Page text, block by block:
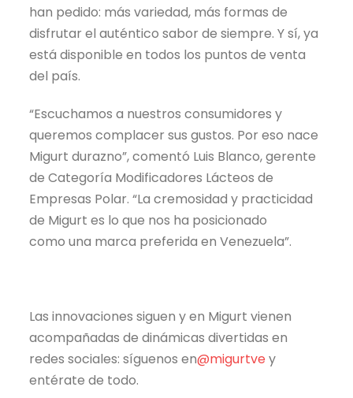
han pedido: más variedad, más formas de
disfrutar el auténtico sabor de siempre. Y sí, ya
está disponible en todos los puntos de venta
del país.
“Escuchamos a nuestros consumidores y
queremos complacer sus gustos. Por eso nace
Migurt durazno”, comentó Luis Blanco, gerente
de Categoría Modificadores Lácteos de
Empresas Polar. “La cremosidad y practicidad
de Migurt es lo que nos ha posicionado
como una marca preferida en Venezuela”.
Las innovaciones siguen y en Migurt vienen
acompañadas de dinámicas divertidas en
redes sociales: síguenos en@migurtve y
entérate de todo.